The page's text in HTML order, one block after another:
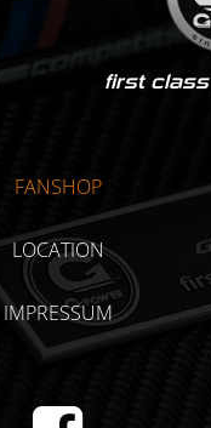
first
FANSHOP
LOCATION
IMPRESSUM